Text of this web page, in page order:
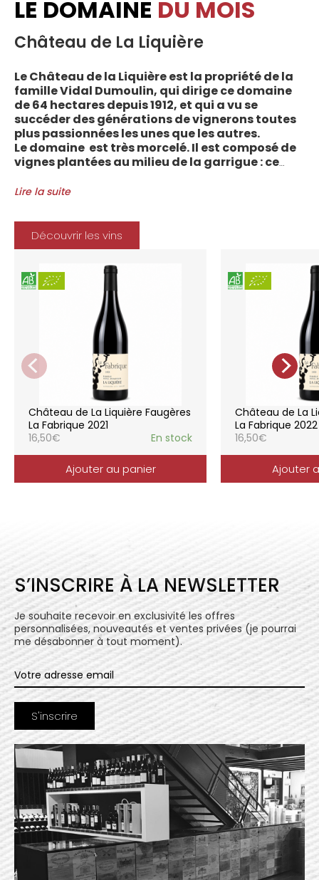
LE DOMAINE DU MOIS
Château de La Liquière
Le Château de la Liquière est la propriété de la
famille Vidal Dumoulin, qui dirige ce domaine
de 64 hectares depuis 1912, et qui a vu se
succéder des générations de vignerons toutes
plus passionnées les unes que les autres.
Le domaine est très morcelé. Il est composé de
vignes plantées au milieu de la garrigue : ce
entre les villages d’Autignac, Caussiniojouls,
l’Appellation. La grande majorité des parcelles,
sur sols de schistes, font face au sud, à la
Méditerranée.
Le vignoble du Château de la Liquière est
agriculture biologique depuis 2008 et 2012
marque le premier millésime certifié du
domaine. Les soins apportés y sont conformes :
pratiques respectueuses de l’environnement et
de la vigne, vendanges manuelles, vinifications
soignées et strictement suivies.
La gamme des vins du Château de la
Liquière est adaptée à chaque style de
consommation, à chaque moment de la vie,
elle reflète parfaitement la pureté de
l’expression du terroir.
Lire la suite
Découvrir les vins
Château de La Liquière Faugères
La Fabrique 2021
16,50€ En stock
Ajouter au panier
Château de La
La Fabrique 2022
16,50€
Ajouter
S’INSCRIRE À LA NEWSLETTER
Je souhaite recevoir en exclusivité les offres
personnalisées, nouveautés et ventes privées (je pourrai
me désabonner à tout moment).